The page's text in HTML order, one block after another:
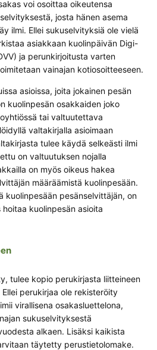
voi osoittaa oikeutensa
josta hänen asema
ilmi. Ellei sukuselvityksiä ole vielä
asiakkaan kuolinpäivän Digi-
ja perunkirjoitusta varten
vainajan kotiosoitteeseen.
asioissa, joita jokainen pesän
kuolinpesän osakkaiden joko
tai valtuutettava
valtakirjalla asioimaan
tulee käydä selkeästi ilmi
on valtuutuksen nojalla
on myös oikeus hakea
määräämistä kuolinpesään.
kuolinpesään pesänselvittäjän, on
kuolinpesän asioita
tulee kopio perukirjasta liitteineen
perukirjaa ole rekisteröity
virallisena osakasluettelona,
sukuselvityksestä
alkaen. Lisäksi kaikista
täytetty perustietolomake.